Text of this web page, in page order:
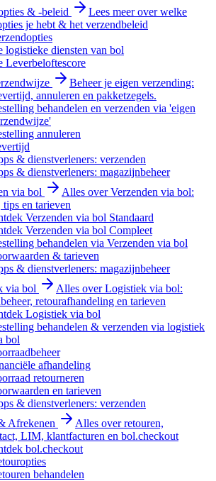
& -beleid
Lees meer over welke
je hebt & het verzendbeleid
logistieke diensten van bol
Leverbeloftescore
Beheer je eigen verzending:
annuleren en pakketzegels.
behandelen en verzenden via 'eigen
annuleren
& dienstverleners: verzenden
& dienstverleners: magazijnbeheer
via bol
Alles over Verzenden via bol:
tips en tarieven
Verzenden via bol Standaard
Verzenden via bol Compleet
behandelen via Verzenden via bol
& tarieven
& dienstverleners: magazijnbeheer
via bol
Alles over Logistiek via bol:
retourafhandeling en tarieven
Logistiek via bol
behandelen & verzenden via logistiek
bol
afhandeling
retourneren
en tarieven
& dienstverleners: verzenden
Afrekenen
Alles over retouren,
LIM, klantfacturen en bol.checkout
bol.checkout
behandelen